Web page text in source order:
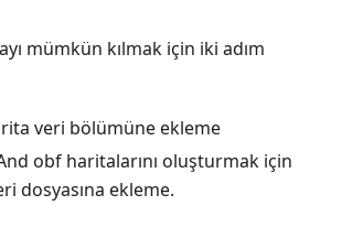
mümkün kılmak için iki adım
veri bölümüne ekleme
obf haritalarını oluşturmak için
dosyasına ekleme.